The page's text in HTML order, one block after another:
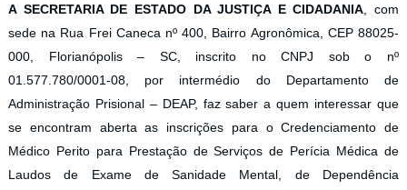
A SECRETARIA DE ESTADO DA JUSTIÇA E CIDADANIA , com
sede na Rua Frei Caneca nº 400, Bairro Agronômica, CEP 88025-
000, Florianópolis – SC, inscrito no CNPJ sob o nº
01.577.780/0001-08, por intermédio do Departamento de
Administração Prisional – DEAP, faz saber a quem interessar que
se encontram aberta as inscrições para o Credenciamento de
Médico Perito para Prestação de Serviços de Perícia Médica de
Laudos de Exame de Sanidade Mental, de Dependência